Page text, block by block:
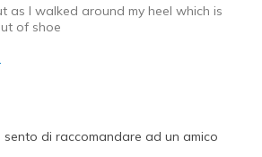
as I walked around my heel which is
of shoe
sento di raccomandare ad un amico